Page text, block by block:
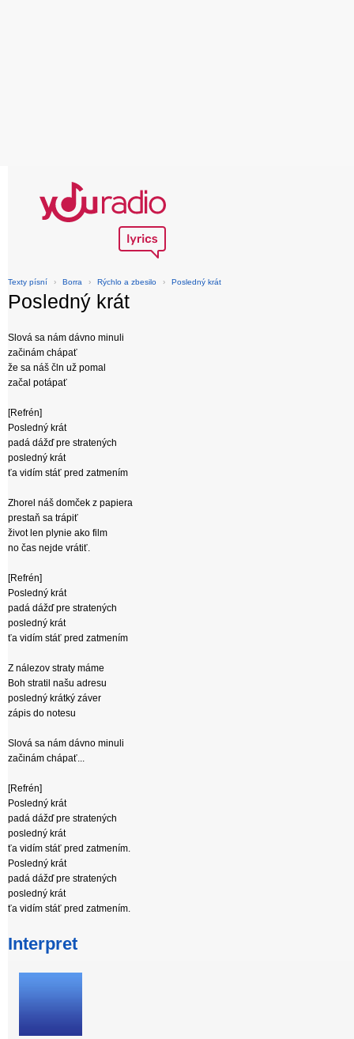
Texty písní › Borra › Rýchlo a zbesilo › Posledný krát
Posledný krát
Slová sa nám dávno minuli
začinám chápať
že sa náš čln už pomal
začal potápať
[Refrén]
Posledný krát
padá dážď pre stratených
posledný krát
ťa vidím stáť pred zatmením
Zhorel náš domček z papiera
prestaň sa trápiť
život len plynie ako film
no čas nejde vrátiť.
[Refrén]
Posledný krát
padá dážď pre stratených
posledný krát
ťa vidím stáť pred zatmením
Z nálezov straty máme
Boh stratil našu adresu
posledný krátký záver
zápis do notesu
Slová sa nám dávno minuli
začinám chápať...
[Refrén]
Posledný krát
padá dážď pre stratených
posledný krát
ťa vidím stáť pred zatmením.
Posledný krát
padá dážď pre stratených
posledný krát
ťa vidím stáť pred zatmením.
Interpret